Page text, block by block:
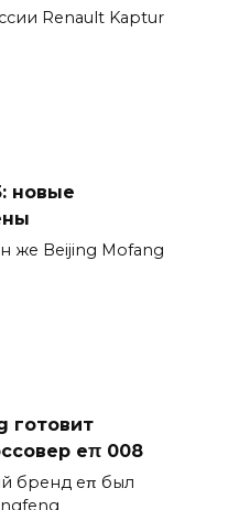
Renault Kaptur
новые
же Beijing Mofang
готовит
eπ 008
бренд eπ был